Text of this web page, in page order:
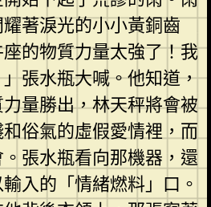
著淚光的小小黃銅齒
的物質力量太強了！我
張水瓶大喊。他知道，
量勝出，林天秤將會被
俗氣的虛假愛情裡，而
張水瓶看向那機器，還
入的「情緒燃料」口。